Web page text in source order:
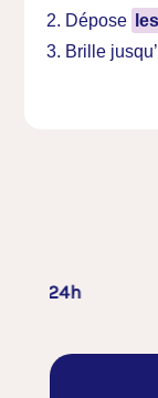
Dépose
Brille
Livraison